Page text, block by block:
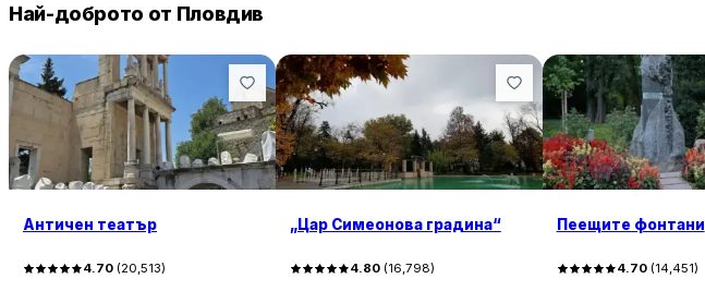
Най-доброто от Пловдив
Античен театър
4.70 (20,513)
„Цар Симеонова градина“
4.80(16,798)
Пеещите фонтани
4.70(14,451)